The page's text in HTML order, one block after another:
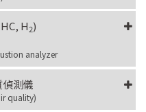
H2)
analyzer
測儀
quality)